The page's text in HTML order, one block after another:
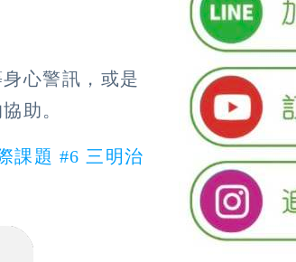
心警訊，或是
助。
課題 #6 三明治